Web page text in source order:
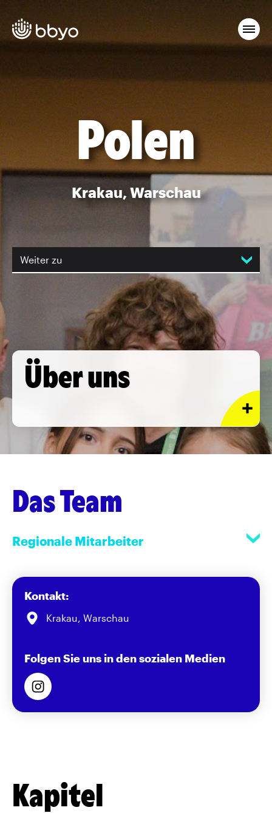
Polen
Krakau, Warschau
Weiter zu
Über uns
Das Team
Regionale Mitarbeiter
Kontakt:
Krakau, Warschau
Folgen Sie uns in den sozialen Medien
Kapitel